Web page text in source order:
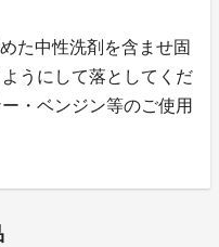
た中性洗剤を含ませ固
うにして落としてくだ
・ベンジン等のご使用